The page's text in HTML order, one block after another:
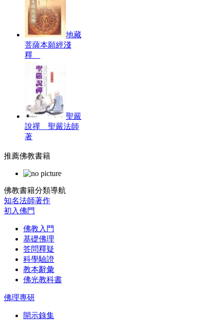
地藏
菩薩本願經淺
釋
聖嚴
說禪 聖嚴法師
著
推薦佛教書籍
佛教書籍分類導航
知名法師著作
初入佛門
佛教入門
基礎佛理
答問釋疑
科學驗證
教本辭彙
佛光教科書
佛理專研
開示錄集